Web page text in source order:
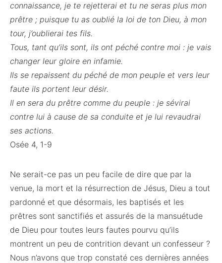
connaissance, je te rejetterai et tu ne seras plus mon
prêtre ; puisque tu as oublié la loi de ton Dieu, à mon
tour, j’oublierai tes fils.
Tous, tant qu’ils sont, ils ont péché contre moi : je vais
changer leur gloire en infamie.
Ils se repaissent du péché de mon peuple et vers leur
faute ils portent leur désir.
Il en sera du prêtre comme du peuple : je sévirai
contre lui à cause de sa conduite et je lui revaudrai
ses actions.
Osée 4, 1-9
Ne serait-ce pas un peu facile de dire que par la
venue, la mort et la résurrection de Jésus, Dieu a tout
pardonné et que désormais, les baptisés et les
prêtres sont sanctifiés et assurés de la mansuétude
de Dieu pour toutes leurs fautes pourvu qu’ils
montrent un peu de contrition devant un confesseur ?
Nous n’avons que trop constaté ces dernières années